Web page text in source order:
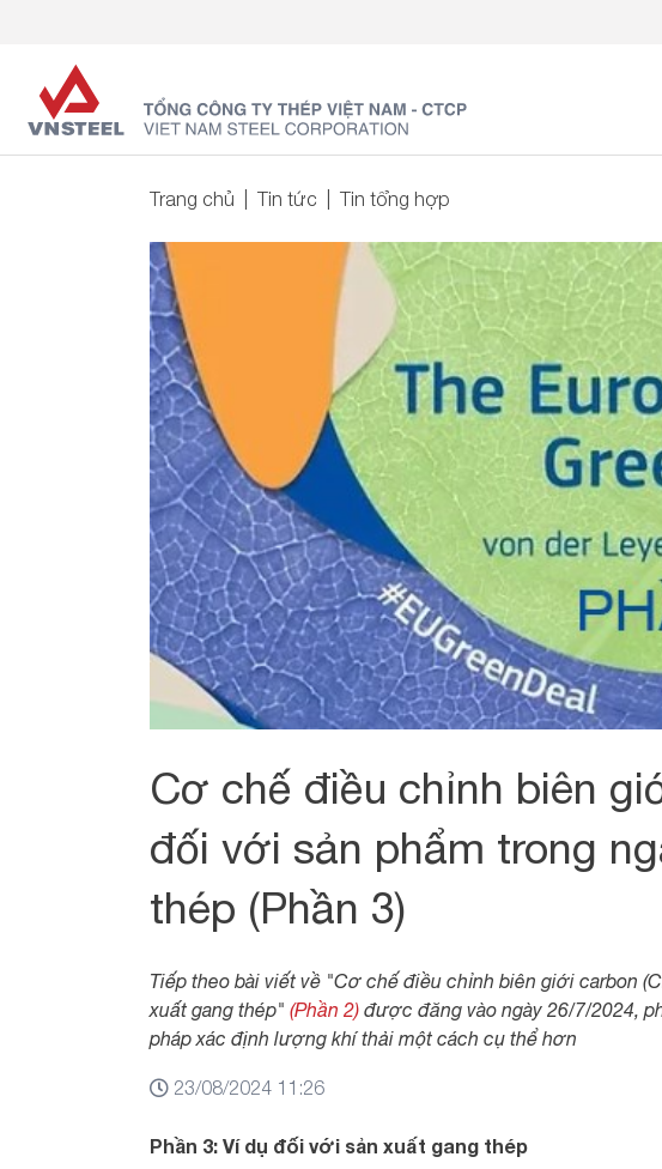
Trang chủ Tin tức Tin tổng hợp
Cơ chế điều chỉnh biên
đối với sản phẩm trong
thép (Phần 3)
Tiếp theo bài viết về "Cơ chế điều chỉnh biên giới carbon
xuất gang thép" (Phần 2)được đăng vào ngày 26/7/2024,
pháp xác định lượng khí thải một cách cụ thể hơn
23/08/2024 11:26
Phần 3: Ví dụ đối với sản xuất gang thép